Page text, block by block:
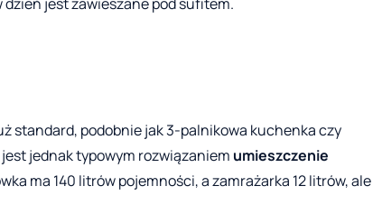
jest zawieszane pod sufitem.
standard, podobnie jak 3-palnikowa kuchenka czy
jednak typowym rozwiązaniem umieszczenie
ma 140 litrów pojemności, a zamrażarka 12 litrów, ale